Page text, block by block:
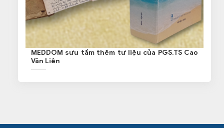
MEDDOM sưu tầm thêm tư liệu của PGS.TS Cao
Văn Liên